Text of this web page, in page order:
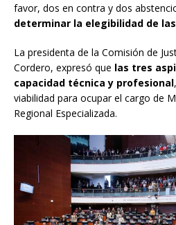
favor, dos en contra y dos
determinar la elegibilidad de
La presidenta de la Comisión de
Cordero, expresó que las tres
capacidad técnica y profesional
viabilidad para ocupar el cargo de
Regional Especializada.